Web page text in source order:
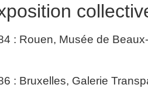
: Rouen, Musée de
: Bruxelles, Galerie